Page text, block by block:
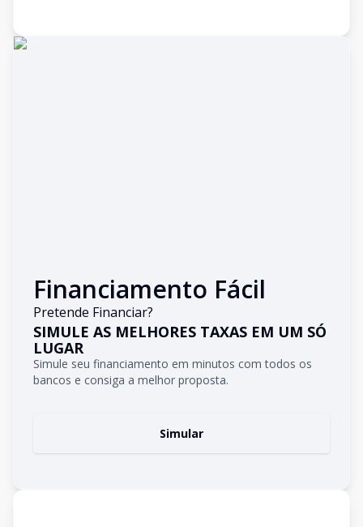
Financiamento Fácil
Pretende Financiar?
SIMULE AS MELHORES TAXAS EM UM SÓ
LUGAR
Simule seu financiamento em minutos com todos os
bancos e consiga a melhor proposta.
Simular